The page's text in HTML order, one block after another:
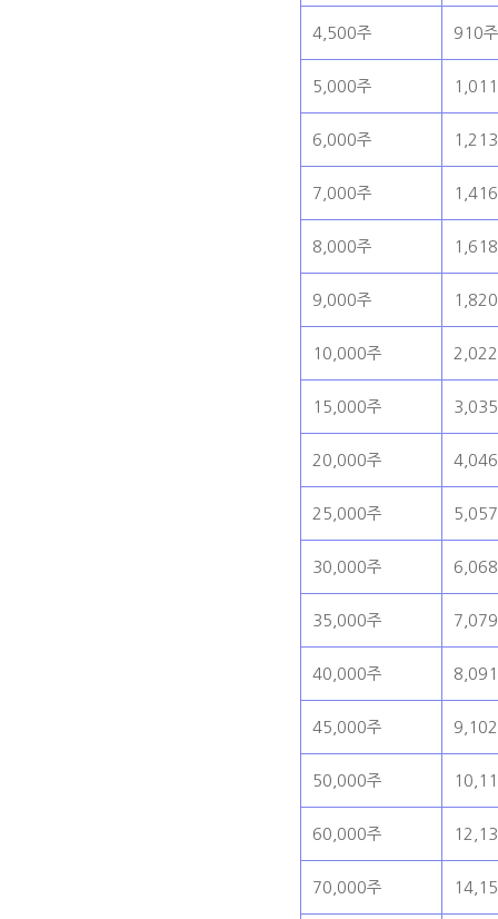
4,500주 910주
5,000주
6,000주
7,000주
8,000주
9,000주
10,000주
15,000주
20,000주
25,000주
30,000주
35,000주
40,000주
45,000주
50,000주
60,000주
70,000주